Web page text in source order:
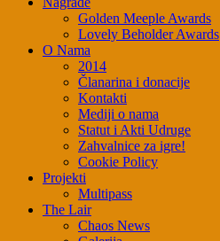
Golden Meeple Awards
Lovely Beholder Awards
O Nama
2014
Članarina i donacije
Kontakti
Mediji o nama
Statut i Akti Udruge
Zahvalnice za igre!
Cookie Policy
Projekti
Multipass
The Lair
Chaos News